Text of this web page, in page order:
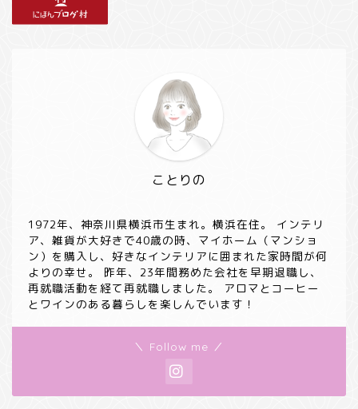
ことりの
1972年、神奈川県横浜市生まれ。横浜在住。 インテリ
ア、雑貨が大好きで40歳の時、マイホーム（マンショ
ン）を購入し、好きなインテリアに囲まれた家時間が何
よりの幸せ。 昨年、23年間務めた会社を早期退職し、
再就職活動を経て再就職しました。 アロマとコーヒー
とワインのある暮らしを楽しんでいます！
＼ Follow me ／